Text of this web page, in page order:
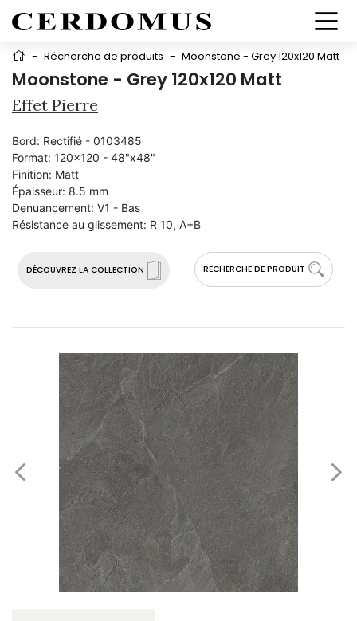
- Récherche de produits - Moonstone - Grey 120x120 Matt
Moonstone - Grey 120x120 Matt
Effet Pierre
DÉCOUVREZ LA COLLECTION RECHERCHE DE PRODUIT
Bord: Rectifié - 0103485
Format: 120x120 - 48"x48"
Finition: Matt
Épaisseur: 8.5 mm
Denuancement: V1 - Bas
Résistance au glissement: R 10, A+B